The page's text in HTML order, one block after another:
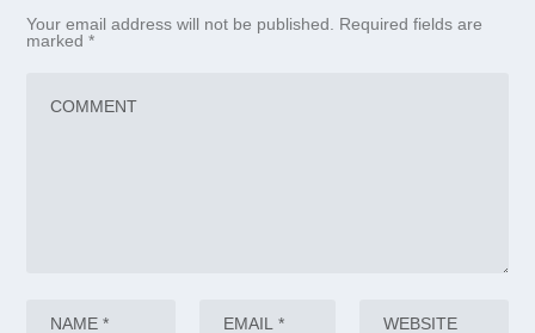
Your email address will not be published.
Required fields are
marked*